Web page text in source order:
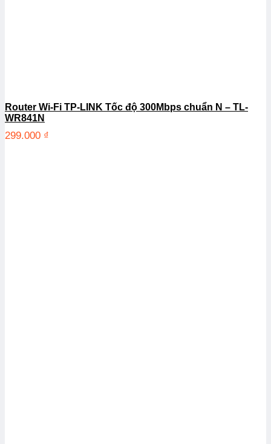
Router Wi-Fi TP-LINK Tốc độ 300Mbps chuẩn N – TL-
WR841N
299.000 ₫